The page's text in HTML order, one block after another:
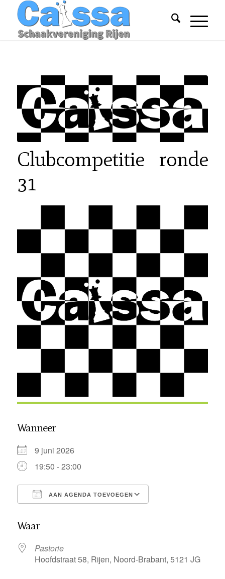
Clubcompetitie ronde
31
Wanneer
9 juni 2026
19:50 - 23:00
AAN AGENDA TOEVOEGEN
Waar
Pastorie
Hoofdstraat 58, Rijen, Noord-Brabant, 5121 JG